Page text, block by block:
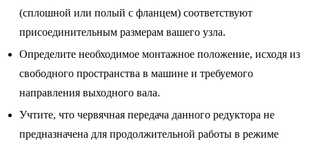
(сплошной или полый с фланцем) соответствуют
присоединительным размерам вашего узла.
Определите необходимое монтажное положение, исходя из
свободного пространства в машине и требуемого
направления выходного вала.
Учтите, что червячная передача данного редуктора не
предназначена для продолжительной работы в режиме